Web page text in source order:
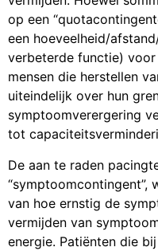
op een
een hoeveelheid/
verbeterde functie)
mensen die herstellen
uiteindelijk over hun
symptoomverergering
tot
De aan te raden
“symptoomcontingent”,
van hoe ernstig de
vermijden van
energie. Patiënten die